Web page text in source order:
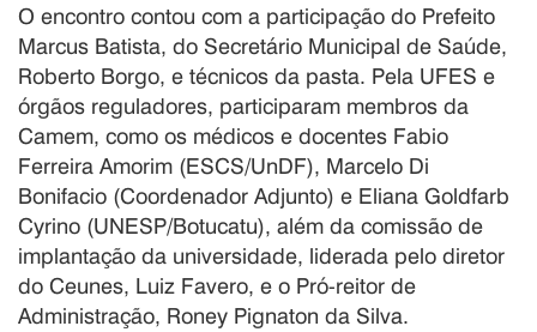
O encontro contou com a participação do Prefeito
Marcus Batista, do Secretário Municipal de Saúde,
Roberto Borgo, e técnicos da pasta. Pela UFES e
órgãos reguladores, participaram membros da
Camem, como os médicos e docentes Fabio
Ferreira Amorim (ESCS/UnDF), Marcelo Di
Bonifacio (Coordenador Adjunto) e Eliana Goldfarb
Cyrino (UNESP/Botucatu), além da comissão de
implantação da universidade, liderada pelo diretor
do Ceunes, Luiz Favero, e o Pró-reitor de
Administração, Roney Pignaton da Silva.